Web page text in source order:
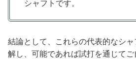
シャフトです。
結論として、これらの代表的なシ
解し、可能であれば試打を通じて